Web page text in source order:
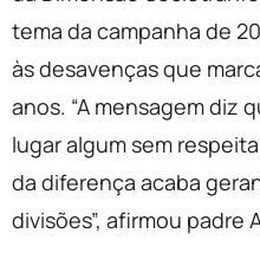
tema da campanha de
às desavenças que
anos. “A mensagem diz
lugar algum sem
da diferença acaba
divisões”, afirmou padre